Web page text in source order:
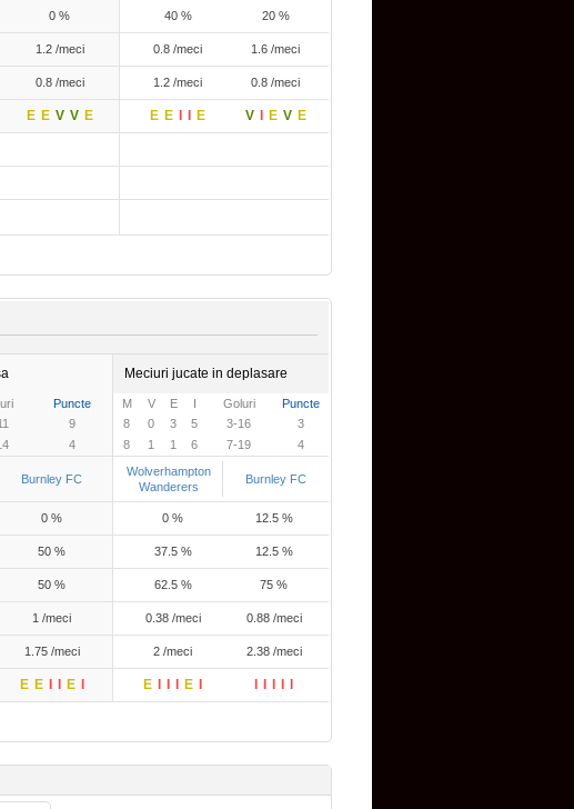
0 % 40 % 20 %
1.2 /meci 0.8 /meci 1.6 /meci
0.8 /meci 1.2 /meci 0.8 /meci
E E V V E E E E V E V E
Meciuri jucate in deplasare
Puncte M V E I Goluri Puncte
9 8 0 3 5 3-16 3
4 8 1 1 6 7-19
4
Burnley FC
Wolverhampton
Wanderers
Burnley FC
0 % 0 % 12.5 %
50 % 37.5 % 12.5 %
50 % 62.5 % 75 %
1 /meci 0.38 /meci 0.88 /meci
1.75 /meci 2 /meci 2.38 /meci
E E E E E